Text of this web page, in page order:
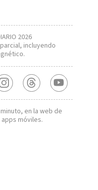
2026
incluyendo
en la web de
móviles.